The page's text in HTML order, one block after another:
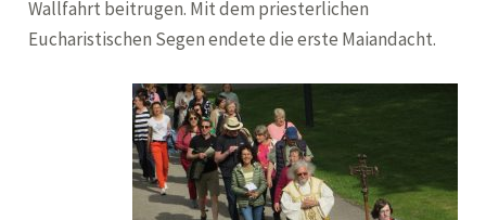
Wallfahrt beitrugen. Mit dem priesterlichen
Eucharistischen Segen endete die erste Maiandacht.